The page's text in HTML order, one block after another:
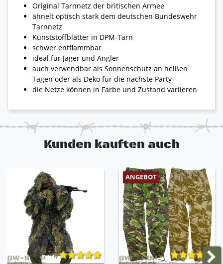
Original Tarnnetz der britischen Armee
ähnelt optisch stark dem deutschen Bundeswehr
Tarnnetz
Kunststoffblätter in DPM-Tarn
schwer entflammbar
ideal für Jäger und Angler
auch verwendbar als Sonnenschutz an heißen
Tagen oder als Deko für die nächste Party
die Netze können in Farbe und Zustand variieren
Kunden kauften auch
ANGEBOT